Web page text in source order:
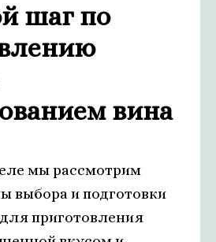
шаг по
вина
мы рассмотрим
выбора и подготовки
приготовления